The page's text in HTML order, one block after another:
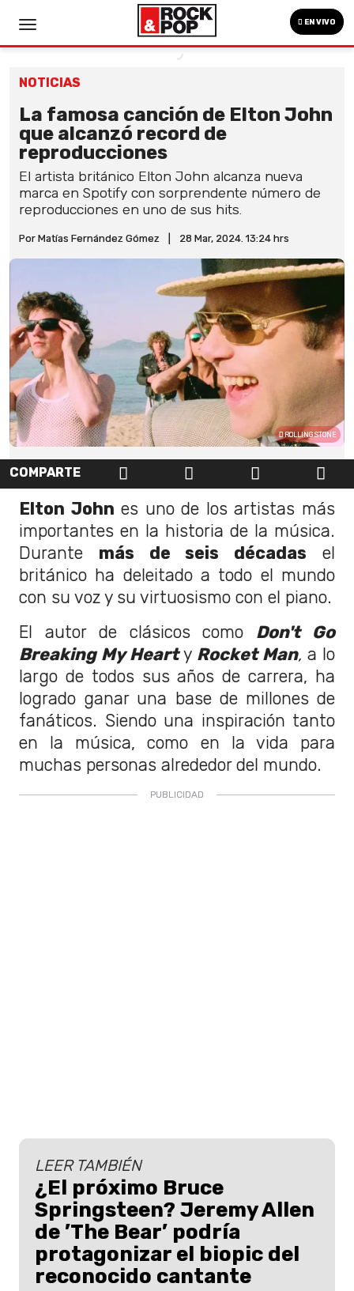
EN VIVO
NOTICIAS
La famosa canción de Elton John
que alcanzó record de
reproducciones
El artista británico Elton John alcanza nueva
marca en Spotify con sorprendente número de
reproducciones en uno de sus hits.
Por Matías Fernández Gómez 28 Mar, 2024. 13:24 hrs
ROLLING STONE
COMPARTE
Elton John es uno de los artistas más
importantes en la historia de la música.
Durante más de seis décadas el
británico ha deleitado a todo el mundo
con su voz y su virtuosismo con el piano.
El autor de clásicos como Don't Go
Breaking My Hearty Rocket Man, a lo
largo de todos sus años de carrera, ha
logrado ganar una base de millones de
fanáticos. Siendo una inspiración tanto
en la música, como en la vida para
muchas personas alrededor del mundo.
LEER TAMBIÉN
¿El próximo Bruce
Springsteen? Jeremy Allen
de ’The Bear’ podría
protagonizar el biopic del
reconocido cantante